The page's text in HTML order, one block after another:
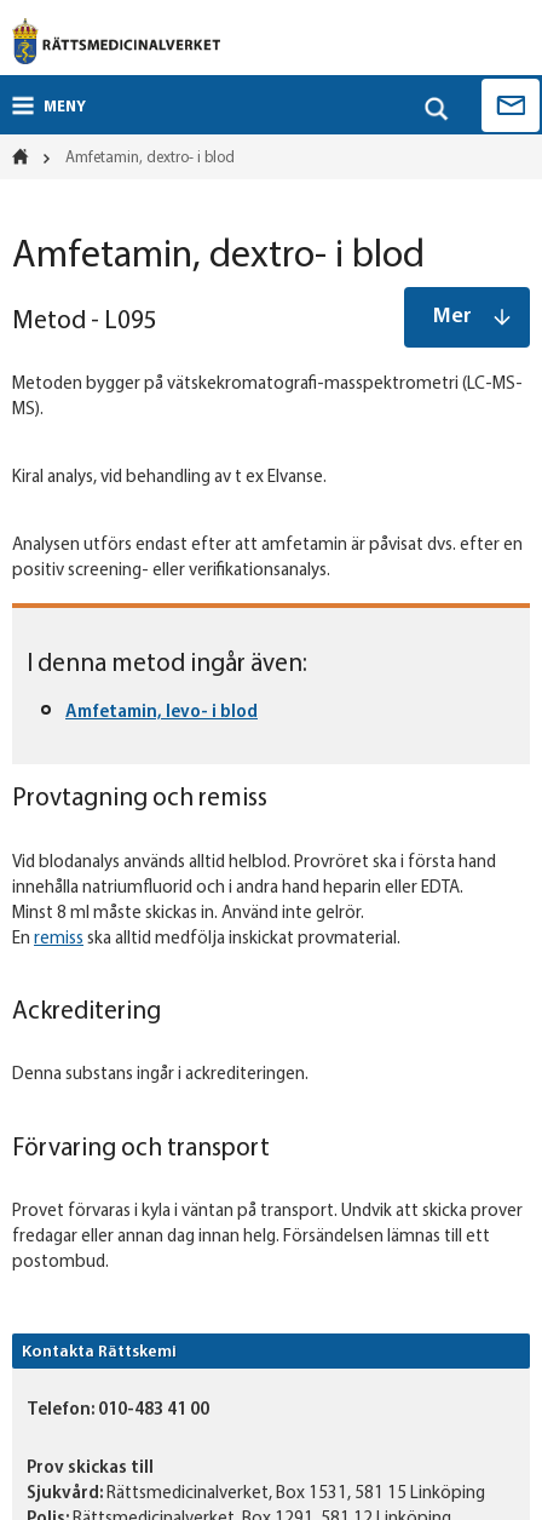
MENY
Amfetamin, dextro- i blod
Amfetamin, dextro- i blod
Mer
Metod - L095
Metoden bygger på vätskekromatografi-masspektrometri (LC-MS-
MS).
Kiral analys, vid behandling av t ex Elvanse.
Analysen utförs endast efter att amfetamin är påvisat dvs. efter en
positiv screening- eller verifikationsanalys.
I denna metod ingår även:
Amfetamin, levo- i blod
Provtagning och remiss
Vid blodanalys används alltid helblod. Provröret ska i första hand
innehålla natriumfluorid och i andra hand heparin eller EDTA.
Minst 8 ml måste skickas in. Använd inte gelrör.
En remiss ska alltid medfölja inskickat provmaterial.
Ackreditering
Denna substans ingår i ackrediteringen.
Förvaring och transport
Provet förvaras i kyla i väntan på transport. Undvik att skicka prover
fredagar eller annan dag innan helg. Försändelsen lämnas till ett
postombud.
Kontakta Rättskemi
Telefon: 010-483 41 00
Prov skickas till
Sjukvård: Rättsmedicinalverket, Box 1531, 581 15 Linköping